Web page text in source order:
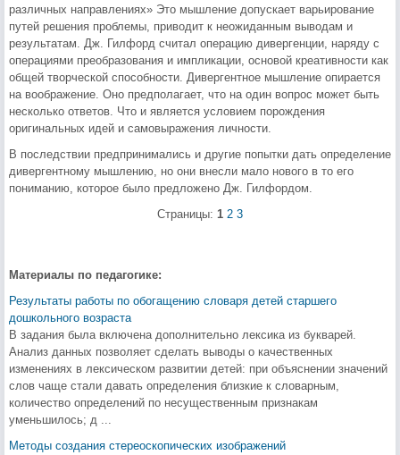
различных направлениях» Это мышление допускает варьирование
путей решения проблемы, приводит к неожиданным выводам и
результатам. Дж. Гилфорд считал операцию дивергенции, наряду с
операциями преобразования и импликации, основой креативности как
общей творческой способности. Дивергентное мышление опирается
на воображение. Оно предполагает, что на один вопрос может быть
несколько ответов. Что и является условием порождения
оригинальных идей и самовыражения личности.
В последствии предпринимались и другие попытки дать определение
дивергентному мышлению, но они внесли мало нового в то его
пониманию, которое было предложено Дж. Гилфордом.
Страницы: 1 2 3
Материалы по педагогике:
Результаты работы по обогащению словаря детей старшего
дошкольного возраста
В задания была включена дополнительно лексика из букварей.
Анализ данных позволяет сделать выводы о качественных
изменениях в лексическом развитии детей: при объяснении значений
слов чаще стали давать определения близкие к словарным,
количество определений по несущественным признакам
уменьшилось; д ...
Методы создания стереоскопических изображений